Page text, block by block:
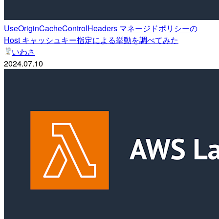
UseOriginCacheControlHeaders マネージドポリシーの
Host キャッシュキー指定による挙動を調べてみた
いわさ
2024.07.10